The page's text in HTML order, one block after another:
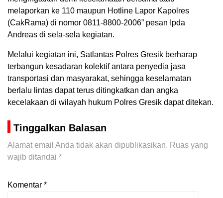
melaporkan ke 110 maupun Hotline Lapor Kapolres
(CakRama) di nomor 0811-8800-2006” pesan Ipda
Andreas di sela-sela kegiatan.
Melalui kegiatan ini, Satlantas Polres Gresik berharap
terbangun kesadaran kolektif antara penyedia jasa
transportasi dan masyarakat, sehingga keselamatan
berlalu lintas dapat terus ditingkatkan dan angka
kecelakaan di wilayah hukum Polres Gresik dapat ditekan.
Tinggalkan Balasan
Alamat email Anda tidak akan dipublikasikan. Ruas yang
wajib ditandai *
Komentar *